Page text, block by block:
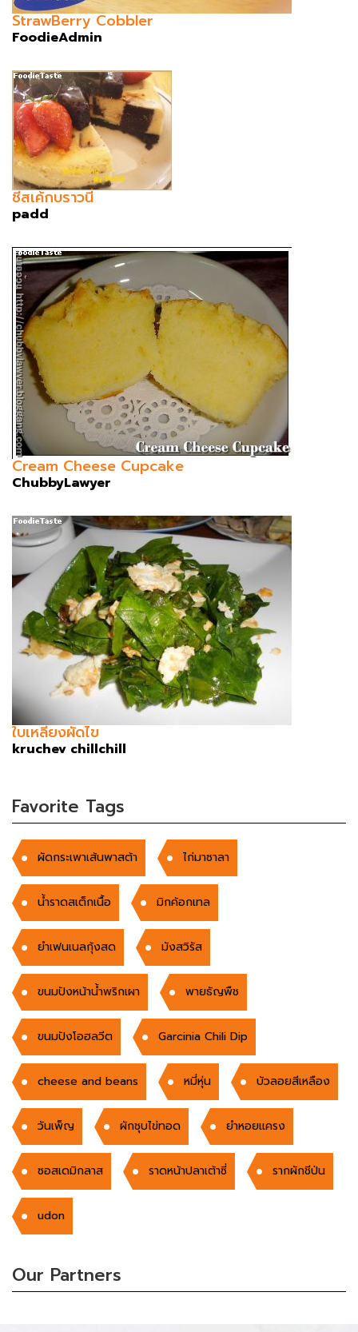
StrawBerry Cobbler
FoodieAdmin
ชีสเค้กบราวนี่
padd
Cream Cheese Cupcake
ChubbyLawyer
ใบเหลียงผัดไข
kruchev chillchill
Favorite Tags
ผัดกระเพาเส้นพาสต้า ไก่มาซาลา
น้ำราดสเต็กเนื้อ มิกค้อกเทล
ยำเฟนเนลกุ้งสด มังสวิรัส
ขนมปังหน้าน้ำพริกเผา พายธัญพืช
ขนมปังโอฮลวีต Garcinia Chili Dip
cheese and beans หมี่หุ่น บัวลอยสีเหลือง
วันเพ็ญ ผักชุบไข่ทอด ยำหอยแครง
ซอสเดมิกลาส ราดหน้าปลาเต้าซี่ รากผักชีป่น
udon
Our Partners